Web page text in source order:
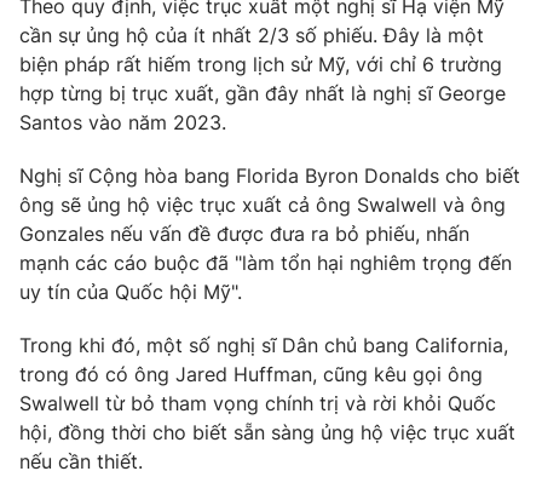
Ðiện thoại Thời báo VTV: 024.66 897 897
Email:toasoan@vtv.vn
Liên hệ quảng cáo:
024-7300.7108
® Cấm sao chép dưới mọi hình thức nếu không có sự chấp
thuận bằng văn bản. Ghi rõ nguồn VTV.vn khi phát hành lại
thông tin từ website này.
Theo quy định, việc trục xuất một nghị sĩ Hạ viện Mỹ
cần sự ủng hộ của ít nhất 2/3 số phiếu. Đây là một
biện pháp rất hiếm trong lịch sử Mỹ, với chỉ 6 trường
hợp từng bị trục xuất, gần đây nhất là nghị sĩ George
Santos vào năm 2023.
Nghị sĩ Cộng hòa bang Florida Byron Donalds cho biết
ông sẽ ủng hộ việc trục xuất cả ông Swalwell và ông
Gonzales nếu vấn đề được đưa ra bỏ phiếu, nhấn
mạnh các cáo buộc đã "làm tổn hại nghiêm trọng đến
uy tín của Quốc hội Mỹ".
Trong khi đó, một số nghị sĩ Dân chủ bang California,
trong đó có ông Jared Huffman, cũng kêu gọi ông
Swalwell từ bỏ tham vọng chính trị và rời khỏi Quốc
hội, đồng thời cho biết sẵn sàng ủng hộ việc trục xuất
nếu cần thiết.